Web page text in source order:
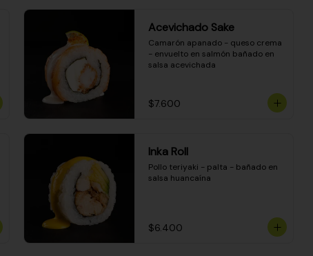
Acevichado Sake
Camarón apanado - queso crema
- envuelto en salmón bañado en
salsa acevichada
$7.600
Inka Roll
Pollo teriyaki - palta - bañado en
salsa huancaína
$6.400